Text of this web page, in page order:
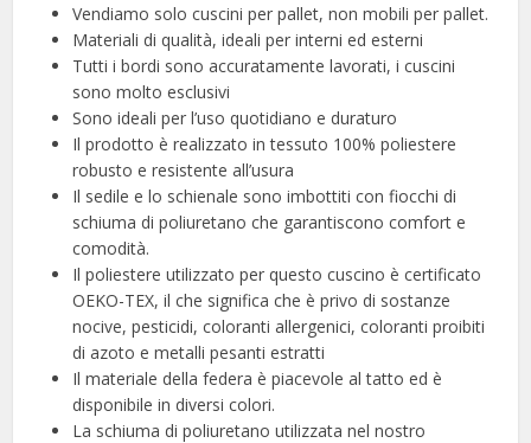
Vendiamo solo cuscini per pallet, non mobili per pallet.
Materiali di qualità, ideali per interni ed esterni
Tutti i bordi sono accuratamente lavorati, i cuscini
sono molto esclusivi
Sono ideali per l’uso quotidiano e duraturo
Il prodotto è realizzato in tessuto 100% poliestere
robusto e resistente all’usura
Il sedile e lo schienale sono imbottiti con fiocchi di
schiuma di poliuretano che garantiscono comfort e
comodità.
Il poliestere utilizzato per questo cuscino è certificato
OEKO-TEX, il che significa che è privo di sostanze
nocive, pesticidi, coloranti allergenici, coloranti proibiti
di azoto e metalli pesanti estratti
Il materiale della federa è piacevole al tatto ed è
disponibile in diversi colori.
La schiuma di poliuretano utilizzata nel nostro